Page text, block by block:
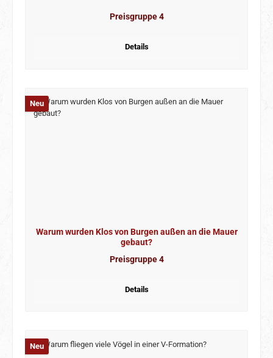
Preisgruppe 4
Details
Neu
Warum wurden Klos von Burgen außen an die Mauer
gebaut?
Preisgruppe 4
Details
Neu